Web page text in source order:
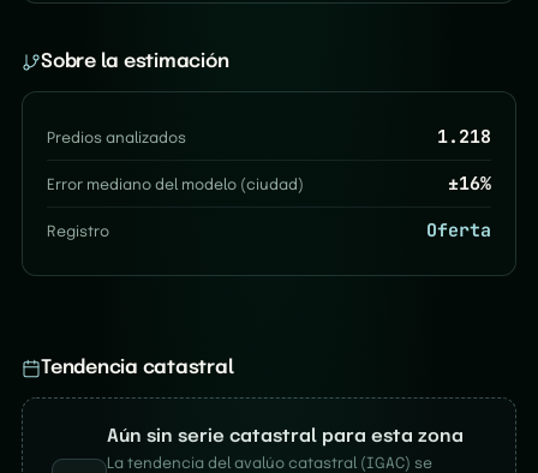
Sobre la estimación
Predios analizados 1.218
Error mediano del modelo (ciudad) ±16%
Registro Oferta
Tendencia catastral
Aún sin serie catastral para esta zona
La tendencia del avalúo catastral (IGAC) se